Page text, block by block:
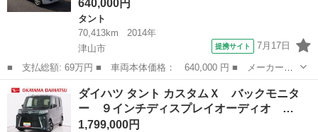
640,000円
タント
70,413km
2014年
津山市
提携サイト 7月17日
■ 支払総額: 69万円 ■ 車両本体価格： 640,000 円 ■ メーカー
名： ダイハツ ■ 車種名： タント ■ グレード名： Ｘ Ｓ
Ａ ・パワースライドドア・ナビ・フルセグＴＶ・Ｂｌｕｅｔｏｏｔ
ｈ音楽・スマアシ・オ...
岡山 津山市 タント
ダイハツ タント カスタムＸ バックモニタ
ー ９インチディスプレイオーディオ …
1,799,000円